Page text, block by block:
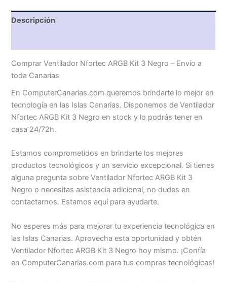
Descripción
Comprar Ventilador Nfortec ARGB Kit 3 Negro – Envío a
toda Canarias
En ComputerCanarias.com queremos brindarte lo mejor en
tecnología en las Islas Canarias. Disponemos de Ventilador
Nfortec ARGB Kit 3 Negro en stock y lo podrás tener en
casa 24/72h.
Estamos comprometidos en brindarte los mejores
productos tecnológicos y un servicio excepcional. Si tienes
alguna pregunta sobre Ventilador Nfortec ARGB Kit 3
Negro o necesitas asistencia adicional, no dudes en
contactarnos. Estamos aquí para ayudarte.
No esperes más para mejorar tu experiencia tecnológica en
las Islas Canarias. Aprovecha esta oportunidad y obtén
Ventilador Nfortec ARGB Kit 3 Negro hoy mismo. ¡Confía
en ComputerCanarias.com para tus compras tecnológicas!